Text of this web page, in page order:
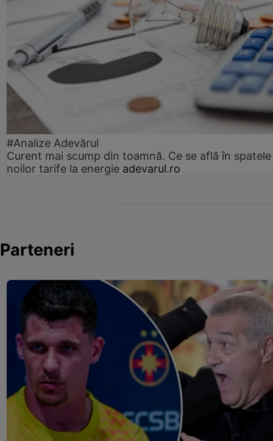
#Analize Adevărul
Curent mai scump din toamnă. Ce se află în spatele
noilor tarife la energie adevarul.ro
Parteneri